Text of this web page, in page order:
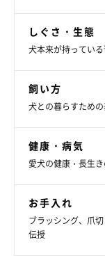
しぐさ・生態
犬本来が持ってい
飼い方
犬との暮らすため
健康・病気
愛犬の健康・長生
お手入れ
ブラッシング、爪
伝授